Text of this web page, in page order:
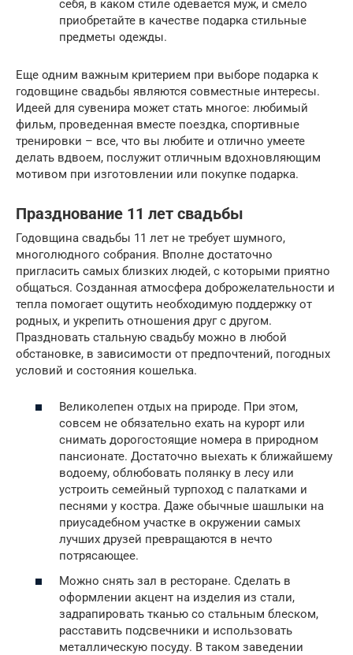
себя, в каком стиле одевается муж, и смело
приобретайте в качестве подарка стильные
предметы одежды.
Еще одним важным критерием при выборе подарка к
годовщине свадьбы являются совместные интересы.
Идеей для сувенира может стать многое: любимый
фильм, проведенная вместе поездка, спортивные
тренировки – все, что вы любите и отлично умеете
делать вдвоем, послужит отличным вдохновляющим
мотивом при изготовлении или покупке подарка.
Празднование 11 лет свадьбы
Годовщина свадьбы 11 лет не требует шумного,
многолюдного собрания. Вполне достаточно
пригласить самых близких людей, с которыми приятно
общаться. Созданная атмосфера доброжелательности и
тепла помогает ощутить необходимую поддержку от
родных, и укрепить отношения друг с другом.
Праздновать стальную свадьбу можно в любой
обстановке, в зависимости от предпочтений, погодных
условий и состояния кошелька.
Великолепен отдых на природе. При этом,
совсем не обязательно ехать на курорт или
снимать дорогостоящие номера в природном
пансионате. Достаточно выехать к ближайшему
водоему, облюбовать полянку в лесу или
устроить семейный турпоход с палатками и
песнями у костра. Даже обычные шашлыки на
приусадебном участке в окружении самых
лучших друзей превращаются в нечто
потрясающее.
Можно снять зал в ресторане. Сделать в
оформлении акцент на изделия из стали,
задрапировать тканью со стальным блеском,
расставить подсвечники и использовать
металлическую посуду. В таком заведении